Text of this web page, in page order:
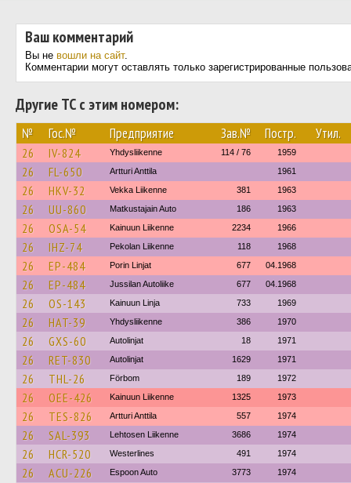
Ваш комментарий
Вы не вошли на сайт.
Комментарии могут оставлять только зарегистрированные
Другие ТС с этим номером:
№ Гос.№ Предприятие Зав.№ Постр. Утил.
26 IV-824 Yhdysliikenne 114 / 76 1959
26 FL-650 Artturi Anttila 1961
26 HKV-32 Vekka Liikenne 381 1963
26 UU-860 Matkustajain Auto 186 1963
26 OSA-54 Kainuun Liikenne 2234 1966
26 IHZ-74 Pekolan Liikenne 118 1968
26 EP-484 Porin Linjat 677 04.1968
26 EP-484 Jussilan Autoliike 677 04.1968
26 OS-143 Kainuun Linja 733 1969
26 HAT-39 Yhdysliikenne 386 1970
26 GXS-60 Autolinjat 18 1971
26 RET-830 Autolinjat 1629 1971
26 THL-26 Förbom 189 1972
26 OEE-426 Kainuun Liikenne 1325 1973
26 TES-826 Artturi Anttila 557 1974
26 SAL-393 Lehtosen Liikenne 3686 1974
26 HCR-520 Westerlines 491 1974
26 ACU-226 Espoon Auto 3773 1974